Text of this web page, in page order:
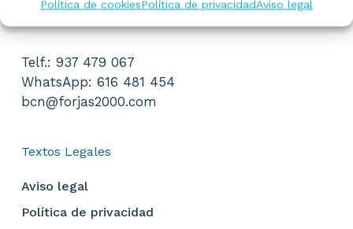
Política de cookiesPolítica de privacidadAviso legal
Telf.: 937 479 067
WhatsApp: 616 481 454
bcn@forjas2000.com
Textos Legales
Aviso legal
Política de privacidad